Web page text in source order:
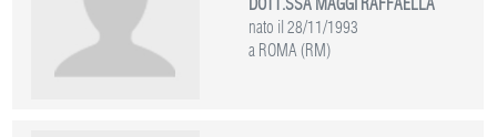
nato il 28/11/1993
a ROMA (RM)